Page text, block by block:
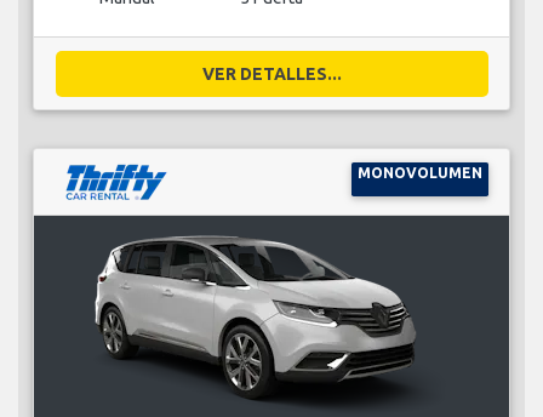
VER DETALLES...
MONOVOLUMEN